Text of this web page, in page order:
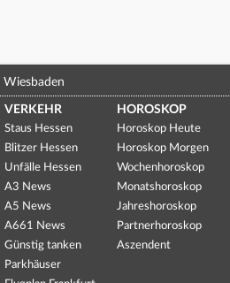
Wiesbaden
VERKEHR
Staus Hessen
Blitzer Hessen
Unfälle Hessen
A3 News
A5 News
A661 News
Günstig tanken
Parkhäuser
HOROSKOP
Horoskop Heute
Horoskop Morgen
Wochenhoroskop
Monatshoroskop
Jahreshoroskop
Partnerhoroskop
Aszendent